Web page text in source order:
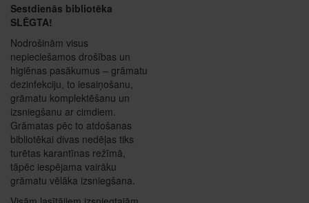
Sestdienās bibliotēka
SLĒGTA!
Nodrošinām visus
nepieciešamos drošības un
higiēnas pasākumus – grāmatu
dezinfekciju, to iesaiņošanu,
grāmatu komplektēšanu un
izsniegšanu ar cimdiem.
Grāmatas pēc to atdošanas
bibliotēkai divas nedēļas tiks
turētas karantīnas režīmā,
tāpēc iespējama vairāku
grāmatu vēlāka izsniegšana.